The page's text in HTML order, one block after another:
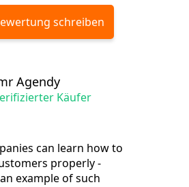
schreiben
Agendy
Käufer
can learn how to
properly -
example of such